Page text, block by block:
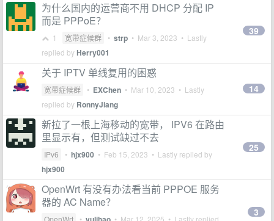
为什么国内的运营商不用 DHCP 分配 IP
而是 PPPoE？
1 宽带症候群 • strp • Mar 3, 2023 • Lastly
replied byHerry001
39
关于 IPTV 单线复用的困惑
宽带症候群 • EXChen • Mar 10, 2023 • Lastly
replied by RonnyJiang
14
新拉了一根上海移动的宽带， IPV6 在路由
里显示有，但测试缺过不去
IPv6 • hjx900 • Feb 15, 2023 • Lastly replied by
hjx900
25
OpenWrt 有没有办法看当前 PPPOE 服务
器的 AC Name？
OpenWrt • • Mar 12, 2025 • Lastly replied
3